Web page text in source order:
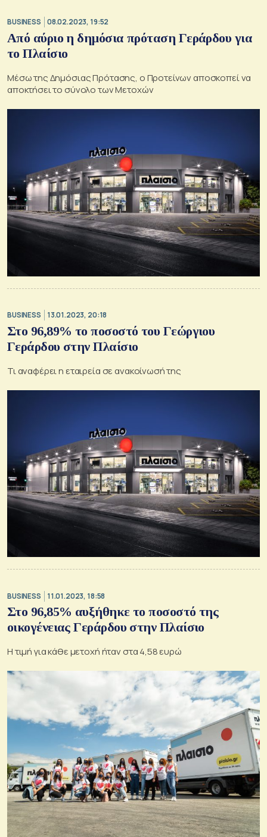
BUSINESS 08.02.2023, 19:52
Από αύριο η δημόσια πρόταση Γεράρδου για
το Πλαίσιο
Μέσω της Δημόσιας Πρότασης, ο Προτείνων αποσκοπεί να
αποκτήσει το σύνολο των Μετοχών
BUSINESS 13.01.2023, 20:18
Στο 96,89% το ποσοστό του Γεώργιου
Γεράρδου στην Πλαίσιο
Τι αναφέρει η εταιρεία σε ανακοίνωσή της
BUSINESS 11.01.2023, 18:58
Στο 96,85% αυξήθηκε το ποσοστό της
οικογένειας Γεράρδου στην Πλαίσιο
Η τιμή για κάθε μετοχή ήταν στα 4,58 ευρώ